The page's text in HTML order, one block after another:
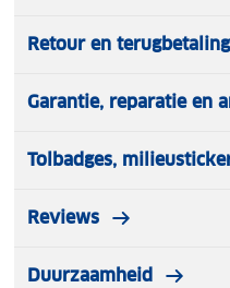
Retour en terugbetaling
Garantie, reparatie en
Tolbadges,
Reviews
Duurzaamheid